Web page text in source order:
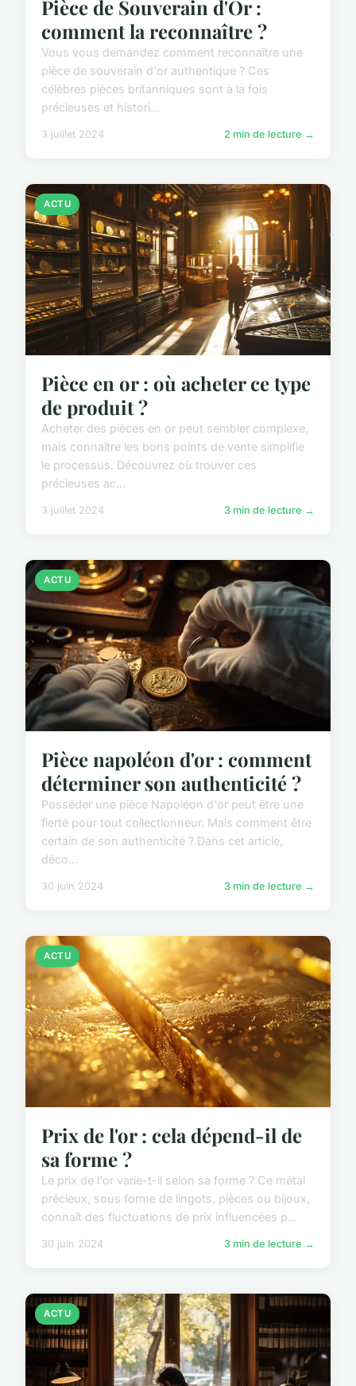
Pièce de Souverain d'Or :
comment la reconnaître ?
Vous vous demandez comment reconnaître une
pièce de souverain d'or authentique ? Ces
célèbres pièces britanniques sont à la fois
précieuses et histori...
3 juillet 2024 2 min de lecture →
ACTU
Pièce en or : où acheter ce type
de produit ?
Acheter des pièces en or peut sembler complexe,
mais connaître les bons points de vente simplifie
le processus. Découvrez où trouver ces
précieuses ac...
3 juillet 2024 3 min de lecture →
ACTU
Pièce napoléon d'or : comment
déterminer son authenticité ?
Posséder une pièce Napoléon d'or peut être une
fierté pour tout collectionneur. Mais comment être
certain de son authenticité ? Dans cet article,
déco...
30 juin 2024 3 min de lecture →
ACTU
Prix de l'or : cela dépend-il de
sa forme ?
Le prix de l'or varie-t-il selon sa forme ? Ce métal
précieux, sous forme de lingots, pièces ou bijoux,
connaît des fluctuations de prix influencées p...
30 juin 2024 3 min de lecture →
ACTU